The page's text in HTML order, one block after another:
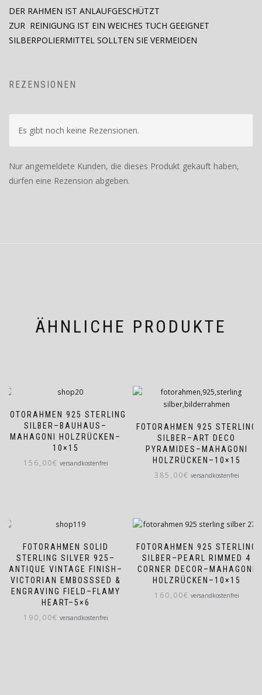
DER RAHMEN IST ANLAUFGESCHÜTZT
ZUR REINIGUNG IST EIN WEICHES TUCH GEEIGNET
SILBERPOLIERMITTEL SOLLTEN SIE VERMEIDEN
REZENSIONEN
Es gibt noch keine Rezensionen.
Nur angemeldete Kunden, die dieses Produkt gekauft haben,
dürfen eine Rezension abgeben.
ÄHNLICHE PRODUKTE
FOTORAHMEN 925 STERLING
SILBER–BAUHAUS–
MAHAGONI HOLZRÜCKEN–
10×15
156,00€ versandkostenfrei
FOTORAHMEN 925 STERLING
SILBER–ART DECO
PYRAMIDES–MAHAGONI
HOLZRÜCKEN–10×15
385,00€ versandkostenfrei
FOTORAHMEN SOLID
STERLING SILVER 925–
ANTIQUE VINTAGE FINISH–
VICTORIAN EMBOSSSED &
ENGRAVING FIELD–FLAMY
HEART–5×6
190,00€ versandkostenfrei
FOTORAHMEN 925 STERLING
SILBER–PEARL RIMMED 4
CORNER DECOR–MAHAGONI
HOLZRÜCKEN–10×15
160,00€ versandkostenfrei